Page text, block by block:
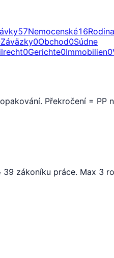
57Nemocenské16Rodina
Záväzky0Obchod0Súdne
0Gerichte0Immobilien0
Překročení = PP
zákoníku práce. Max 3